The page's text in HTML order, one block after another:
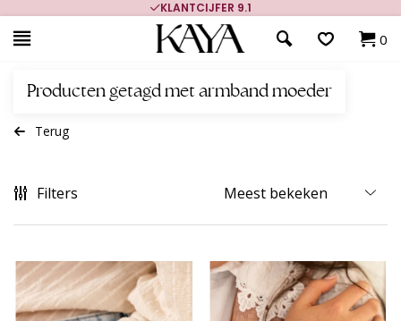
KLANTCIJFER 9.1
0
Producten getagd met armband moeder
Terug
Filters